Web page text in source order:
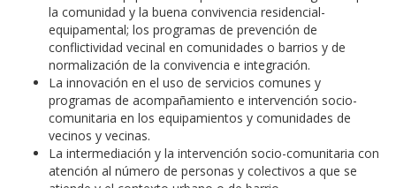
la comunidad y la buena convivencia residencial-
equipamental; los programas de prevención de
conflictividad vecinal en comunidades o barrios y de
normalización de la convivencia e integración.
La innovación en el uso de servicios comunes y
programas de acompañamiento e intervención socio-
comunitaria en los equipamientos y comunidades de
vecinos y vecinas.
La intermediación y la intervención socio-comunitaria con
atención al número de personas y colectivos a que se